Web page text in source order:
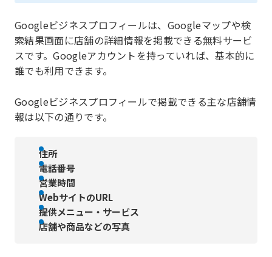
Googleビジネスプロフィールは、Googleマップや検
索結果画面に店舗の詳細情報を掲載できる無料サービ
スです。Googleアカウントを持っていれば、基本的に
誰でも利用できます。
Googleビジネスプロフィールで掲載できる主な店舗情
報は以下の通りです。
住所
電話番号
営業時間
WebサイトのURL
提供メニュー・サービス
店舗や商品などの写真